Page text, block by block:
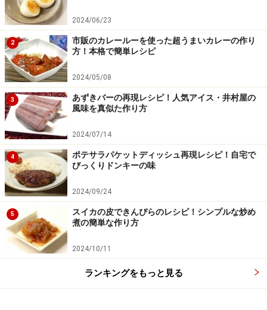
く混ぜる。セロリとトマトを乱切りにする。大根はおろ
して軽く水気を絞る。
2024/06/23
2
市販のカレールーを使った超うまいカレーの作り
方！本格で簡単レシピ
2024/05/08
3
あずきバーの再現レシピ！人気アイス・井村屋の
風味を真似た作り方
2024/07/14
4
ポテサラパケットディッシュ再現レシピ！自宅で
びっくりドンキーの味
2024/09/24
5
スイカの皮できんぴらのレシピ！シンプルな炒め
煮の簡単な作り方
2024/10/11
ランキングをもっと見る